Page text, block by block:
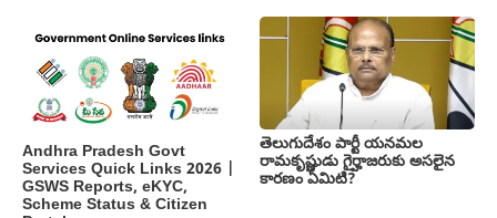
Andhra Pradesh Govt
Services Quick Links 2026 |
GSWS Reports, eKYC,
Scheme Status & Citizen
తెలుగుదేశం పార్టీ యనమల
రామకృష్ణుడు గైర్హాజరుకు అసలైన
కారణం ఏమిటి?